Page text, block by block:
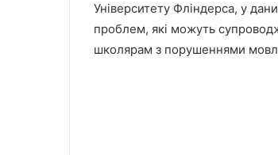
Університету Фліндерса, у
проблем, які можуть
школярам з порушеннями